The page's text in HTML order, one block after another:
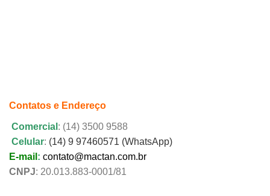
Contatos e Endereço
Comercial : (14) 3500 9588
Celular: (14) 9 97460571 (WhatsApp)
E-mail : contato@mactan.com.br
CNPJ: 20.013.883-0001/81